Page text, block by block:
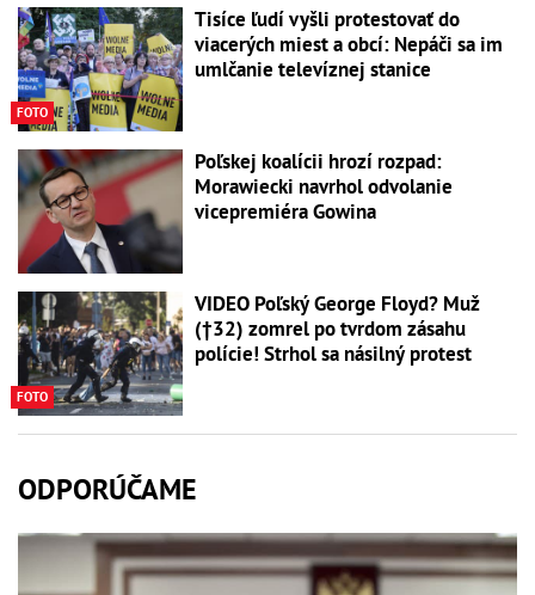
FOTO
Tisíce ľudí vyšli protestovať do
viacerých miest a obcí: Nepáči sa im
umlčanie televíznej stanice
Poľskej koalícii hrozí rozpad:
Morawiecki navrhol odvolanie
vicepremiéra Gowina
FOTO
VIDEO Poľský George Floyd? Muž
(†32) zomrel po tvrdom zásahu
polície! Strhol sa násilný protest
ODPORÚČAME